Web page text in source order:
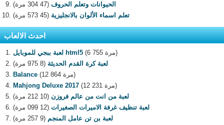
الحيوانات وتعلم الحروف (47 304 مرة)
تعلم اسماء الألوان بالانجليزية (45 573 مرة)
احدث الالعاب
لعبة ببجي للموبايل html5
(6 755 مرة)
لعبة كرة القدم الحديثة (8 975 مرة)
Balance
(12 864 مرة)
Mahjong Deluxe 2017
(12 231 مرة)
لعبة من انت من عالم فروزن (10 212 مرة)
لعبة تنظيف غرفة الاميرات الصغيرات (12 099 مرة)
لعبة بن تن عامل المنجم (9 257 مرة)